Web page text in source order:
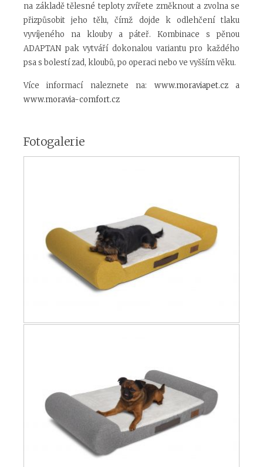
na základě tělesné teploty zvířete změknout a zvolna se
přizpůsobit jeho tělu, čímž dojde k odlehčení tlaku
vyvíjeného na klouby a páteř. Kombinace s pěnou
ADAPTAN pak vytváří dokonalou variantu pro každého
psa s bolestí zad, kloubů, po operaci nebo ve vyšším věku.
Více informací naleznete na: www.moraviapet.cza
www.moravia-comfort.cz
Fotogalerie